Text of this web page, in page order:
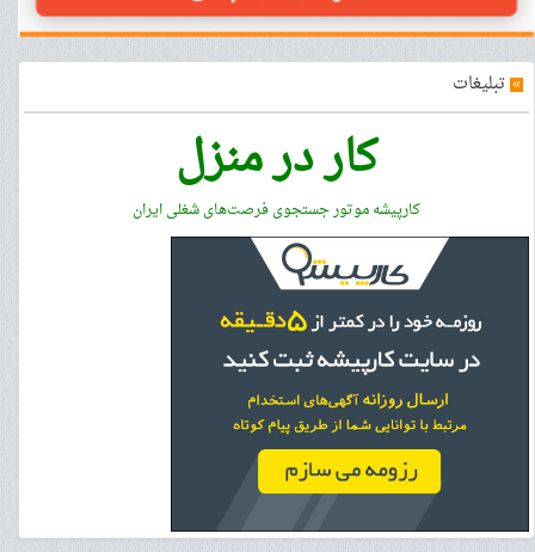
» تبلیغات
کار در منزل
کارپیشه موتور جستجوی فرصت‌های شغلی ایران